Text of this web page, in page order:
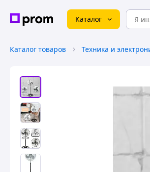
Каталог
Каталог товаров Техника и